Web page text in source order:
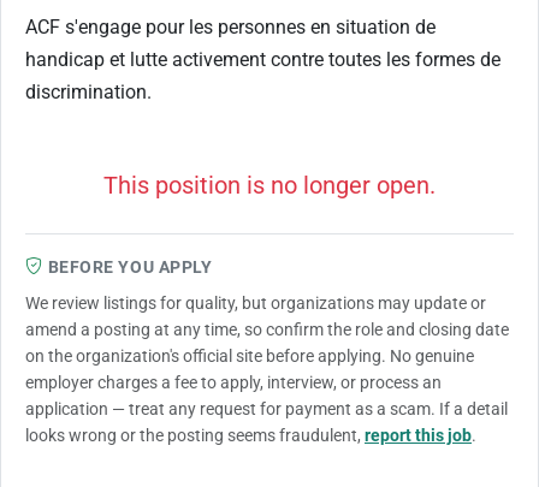
ACF s'engage pour les personnes en situation de
handicap et lutte activement contre toutes les formes de
discrimination.
This position is no longer open.
BEFORE YOU APPLY
We review listings for quality, but organizations may update or
amend a posting at any time, so confirm the role and closing date
on the organization's official site before applying. No genuine
employer charges a fee to apply, interview, or process an
application — treat any request for payment as a scam. If a detail
looks wrong or the posting seems fraudulent, report this job.